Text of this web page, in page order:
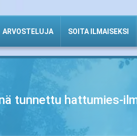
ARVOSTELUJA SOITA ILMAISEKSI
tunnettu hattumies-